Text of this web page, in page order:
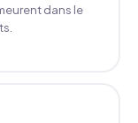
dans le